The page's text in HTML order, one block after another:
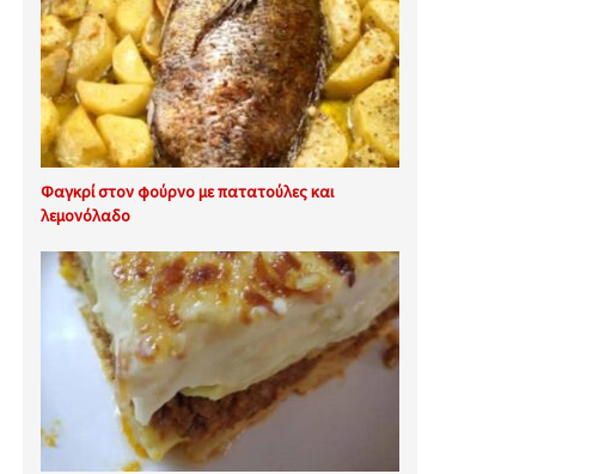
Φαγκρί στον φούρνο με πατατούλες και
λεμονόλαδο